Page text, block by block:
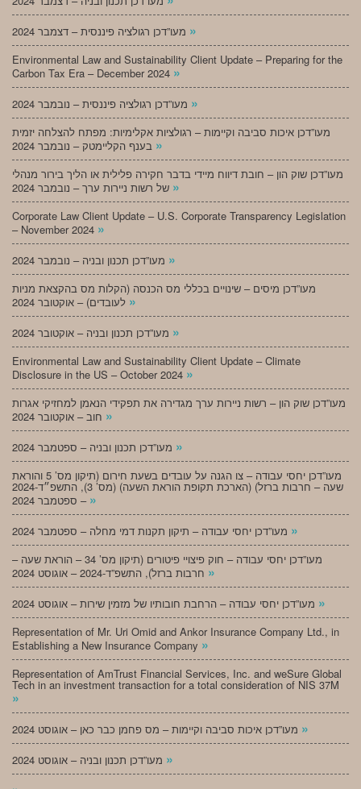
»
Environmental Law and Sustainability Client Update – Preparing for the
Carbon Tax Era – December 2024 »
»
מעו”דכן איכות סביבה וקיימות – רגולציות אקלימיות: מפתח להצלחה יזמית
»
מעו”דכן שוק הון – חובת דיווח מיידי בדבר חקירה פלילית או הליך בירור מנהלי
»
Corporate Law Client Update – U.S. Corporate Transparency Legislation
– November 2024 »
»
מעו”דכן מיסים – שינויים בכללי מס הכנסה (הקלות מס בהקצאת מניות
»
»
Environmental Law and Sustainability Client Update – Climate
Disclosure in the US – October 2024 »
מעו”דכן שוק הון – רשות ניירות ערך מגדירה את תפקידי הנאמן למחזיקי אגרות
»
»
מעו”דכן יחסי עבודה – צו הגנה על עובדים בשעת חירום (תיקון מס’ 5 והוראת
שעה – חרבות ברזל) (הארכת תקופת הוראת השעה) (מס’ 3), התשפ״ד-2024
– ספטמבר 2024 »
»
מעו”דכן יחסי עבודה – חוק פיצויי פיטורים (תיקון מס’ 34 – הוראת שעה –
»
»
Representation of Mr. Uri Omid and Ankor Insurance Company Ltd., in
Establishing a New Insurance Company »
Representation of AmTrust Financial Services, Inc. and weSure Global
Tech in an investment transaction for a total consideration of NIS 37M
»
»
»